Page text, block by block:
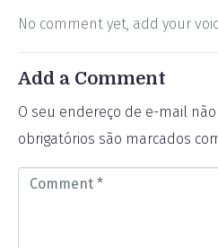
No comment yet, add your
Add a Comment
O seu endereço de e-mail
obrigatórios são marcados